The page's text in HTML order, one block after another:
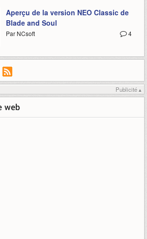
Aperçu de la version NEO Classic de
Blade and Soul
4
Par NCsoft
Publicité ▴
web